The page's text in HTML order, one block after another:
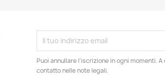
Puoi annullare l'iscrizione in ogni momenti.
contatto nelle note legali.